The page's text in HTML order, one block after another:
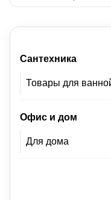
Сантехника
Офис и дом
Для дома